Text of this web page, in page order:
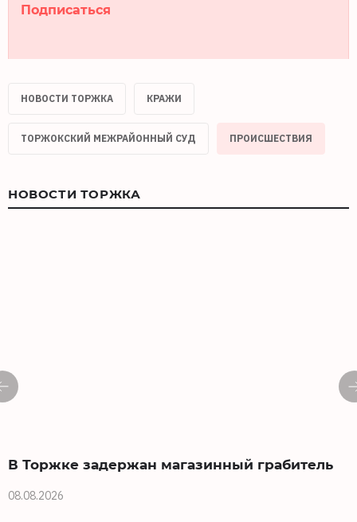
Подписаться
НОВОСТИ ТОРЖКА КРАЖИ
ТОРЖОКСКИЙ МЕЖРАЙОННЫЙ СУД ПРОИСШЕСТВИЯ
НОВОСТИ ТОРЖКА
В Торжке задержан магазинный грабитель
08.08.2026